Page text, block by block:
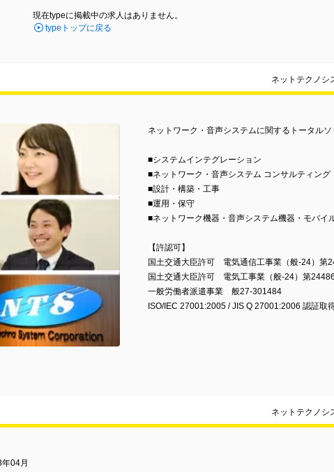
現在typeに掲載中の求人はありません。
typeトップに戻る
ネットテクノシ
ネットワーク・音声システムに関するトータル
■システムインテグレーション
■ネットワーク・音声システム コンサルティング
■設計・構築・工事
■運用・保守
■ネットワーク機器・音声システム機器・モバイ
【許認可】
国土交通大臣許可 電気通信工事業（般-24）第
国土交通大臣許可 電気工事業（般-24）第
一般労働者派遣事業 般27-301484
ISO/IEC 27001:2005 / JIS Q 27001:2006 認証
ネットテクノシ
04月